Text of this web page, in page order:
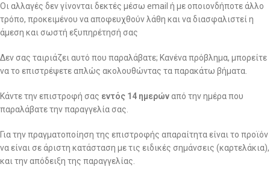
Οι αλλαγές δεν γίνονται δεκτές μέσω email ή με οποιονδήποτε άλλο
τρόπο, προκειμένου να αποφευχθούν λάθη και να διασφαλιστεί η
άμεση και σωστή εξυπηρέτησή σας
Δεν σας ταιριάζει αυτό που παραλάβατε; Κανένα πρόβλημα, μπορείτε
να το επιστρέψετε απλώς ακολουθώντας τα παρακάτω βήματα.
Κάντε την επιστροφή σας εντός 14 ημερώναπό την ημέρα που
παραλάβατε την παραγγελία σας.
Για την πραγματοποίηση της επιστροφής απαραίτητα είναι το προϊόν
να είναι σε άριστη κατάσταση με τις ειδικές σημάνσεις (καρτελάκια),
και την απόδειξη της παραγγελίας.